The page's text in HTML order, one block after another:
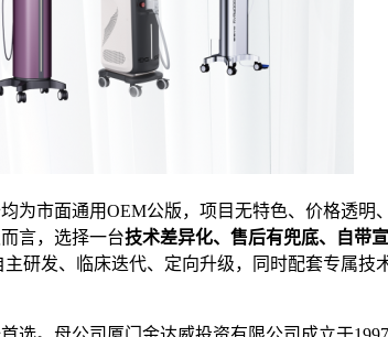
为市面通用OEM公版，项目无特色、价格透
言，选择一台技术差异化、售后有兜底、自带
研发、临床迭代、定向升级，同时配套专属